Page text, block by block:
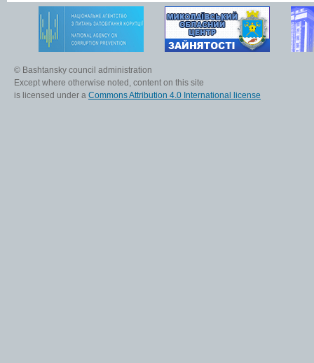
© Bashtansky council administration
Except where otherwise noted, content on this site
is licensed under a Commons Attribution 4.0 International license